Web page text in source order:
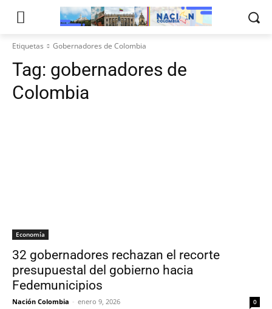
Etiquetas Gobernadores de Colombia
Tag: gobernadores de
Colombia
Economía
32 gobernadores rechazan el recorte
presupuestal del gobierno hacia
Fedemunicipios
Nación Colombia - enero 9, 2026 0